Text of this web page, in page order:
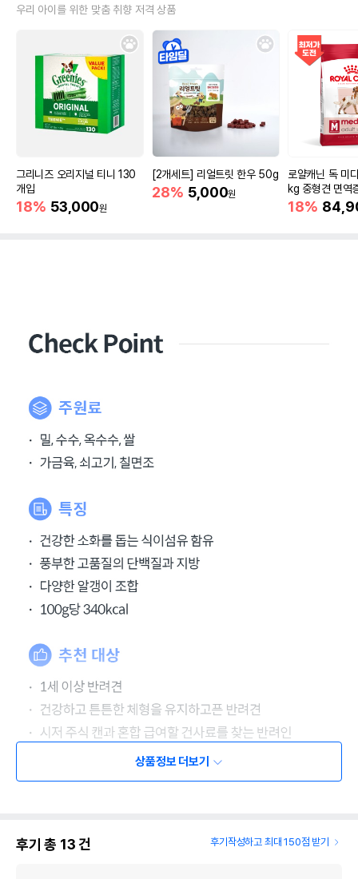
우리 아이를 위한 맞춤 취향 저격 상품
그리니즈 오리지널 티니 130
개입
18% 53,000원
[2개세트] 리얼트릿 한우 50g
28% 5,000원
로얄캐닌 독 미
kg 중형견 면역
18%
상품정보 더보기
후기 총 13건 후기작성하고 최대 150점 받기